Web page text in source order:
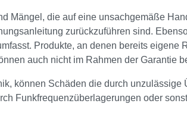
Mängel, die auf eine unsachgemäße
zurückzuführen sind.
Produkte, an denen bereits
auch nicht im Rahmen der Garantie
können Schäden die durch
Funkfrequenzüberlagerungen oder